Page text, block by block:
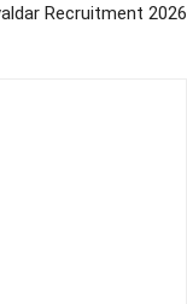
Recruitment 2026